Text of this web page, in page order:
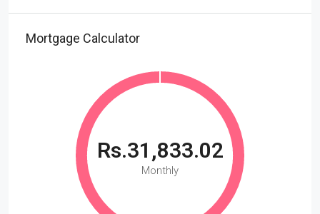
Mortgage Calculator
Rs.31,833.02
Monthly